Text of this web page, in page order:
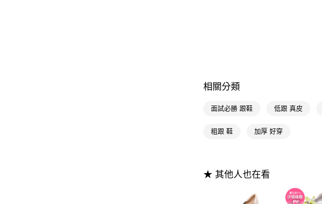
相關分類
面試必勝 跟鞋 低跟 真皮
粗跟 鞋 加厚 好穿
★ 其他人也在看